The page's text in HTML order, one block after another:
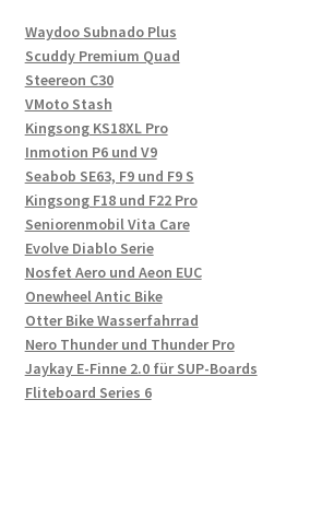
Waydoo Subnado Plus
Scuddy Premium Quad
Steereon C30
VMoto Stash
Kingsong KS18XL Pro
Inmotion P6 und V9
Seabob SE63, F9 und F9 S
Kingsong F18 und F22 Pro
Seniorenmobil Vita Care
Evolve Diablo Serie
Nosfet Aero und Aeon EUC
Onewheel Antic Bike
Otter Bike Wasserfahrrad
Nero Thunder und Thunder Pro
Jaykay E-Finne 2.0 für SUP-Boards
Fliteboard Series 6